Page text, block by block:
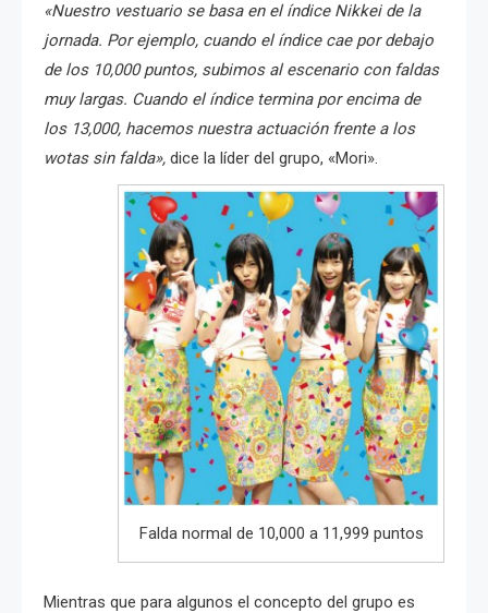
«Nuestro vestuario se basa en el índice Nikkei de la
jornada. Por ejemplo, cuando el índice cae por debajo
de los 10,000 puntos, subimos al escenario con faldas
muy largas. Cuando el índice termina por encima de
los 13,000, hacemos nuestra actuación frente a los
wotas sin falda», dice la líder del grupo, «Mori».
Falda normal de 10,000 a 11,999 puntos
Mientras que para algunos el concepto del grupo es